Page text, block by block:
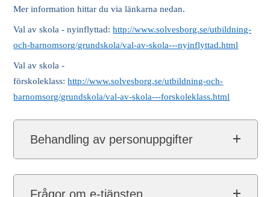
Mer information hittar du via länkarna nedan.
Val av skola - nyinflyttad:http://www.solvesborg.se/utbildning-
och-barnomsorg/grundskola/val-av-skola---nyinflyttad.html
Val av skola -
förskoleklass:http://www.solvesborg.se/utbildning-och-
barnomsorg/grundskola/val-av-skola---forskoleklass.html
Behandling av personuppgifter
Frågor om e-tjänsten